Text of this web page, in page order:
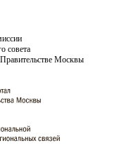
совета
Москвы